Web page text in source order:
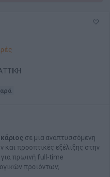
σε μια αναπτυσσόμενη
και προοπτικές εξέλιξης στην
για πρωινή full-time
προϊόντων;